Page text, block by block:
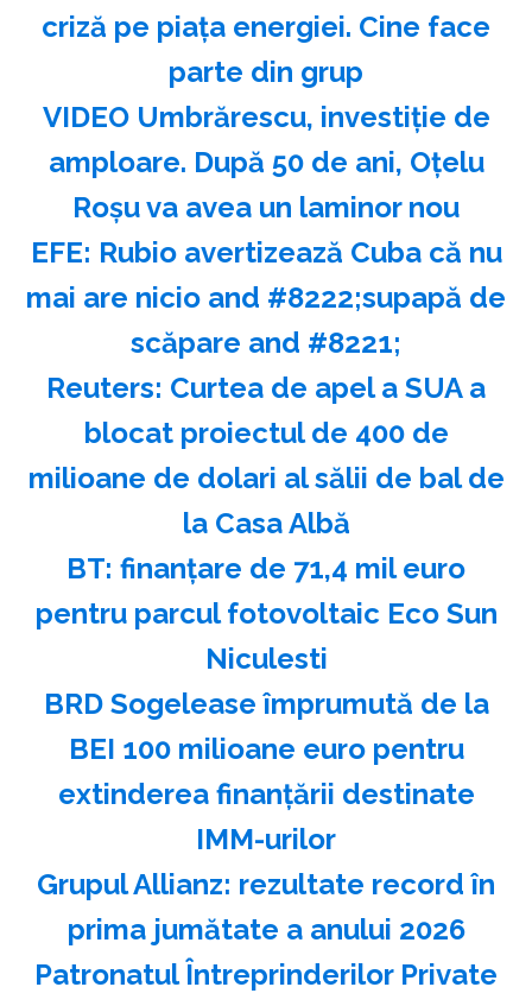
criză pe piața energiei. Cine face
parte din grup
VIDEO Umbrărescu, investiție de
amploare. După 50 de ani, Oțelu
Roșu va avea un laminor nou
EFE: Rubio avertizează Cuba că nu
mai are nicio and #8222;supapă de
scăpare and #8221;
Reuters: Curtea de apel a SUA a
blocat proiectul de 400 de
milioane de dolari al sălii de bal de
la Casa Albă
BT: finanţare de 71,4 mil euro
pentru parcul fotovoltaic Eco Sun
Niculesti
BRD Sogelease împrumută de la
BEI 100 milioane euro pentru
extinderea finanţării destinate
IMM-urilor
Grupul Allianz: rezultate record în
prima jumătate a anului 2026
Patronatul Întreprinderilor Private